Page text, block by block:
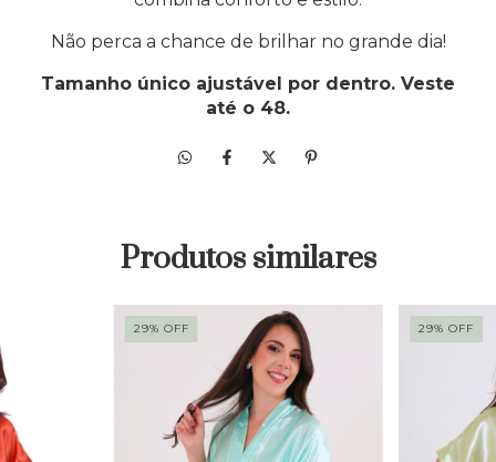
Não perca a chance de brilhar no grande dia!
Tamanho único ajustável por dentro. Veste
até o 48.
Produtos similares
29% OFF 29%OFF